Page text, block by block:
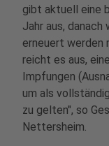
gibt aktuell eine
Jahr aus,
erneuert werden
reicht es aus,
Impfungen
um als
zu gelten", so
Nettersheim.